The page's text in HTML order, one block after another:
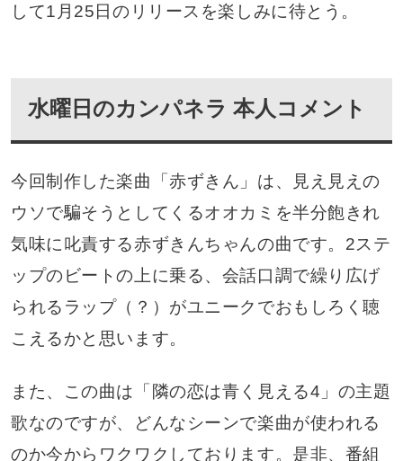
して1月25日のリリースを楽しみに待とう。
水曜日のカンパネラ 本人コメント
今回制作した楽曲「赤ずきん」は、見え見えの
ウソで騙そうとしてくるオオカミを半分飽きれ
気味に叱責する赤ずきんちゃんの曲です。2ステ
ップのビートの上に乗る、会話口調で繰り広げ
られるラップ（？）がユニークでおもしろく聴
こえるかと思います。
また、この曲は「隣の恋は青く見える4」の主題
歌なのですが、どんなシーンで楽曲が使われる
のか今からワクワクしております。是非、番組